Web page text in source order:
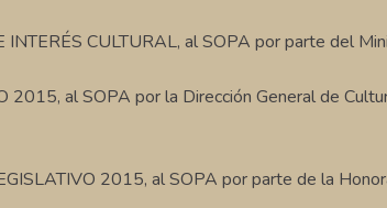
INTERÉS CULTURAL, al SOPA por parte del
2015, al SOPA por la Dirección General de
2015, al SOPA por parte de la